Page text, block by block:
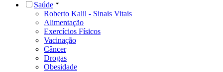
Saúde
Roberto Kalil - Sinais Vitais
Alimentação
Exercícios Físicos
Vacinação
Câncer
Drogas
Obesidade